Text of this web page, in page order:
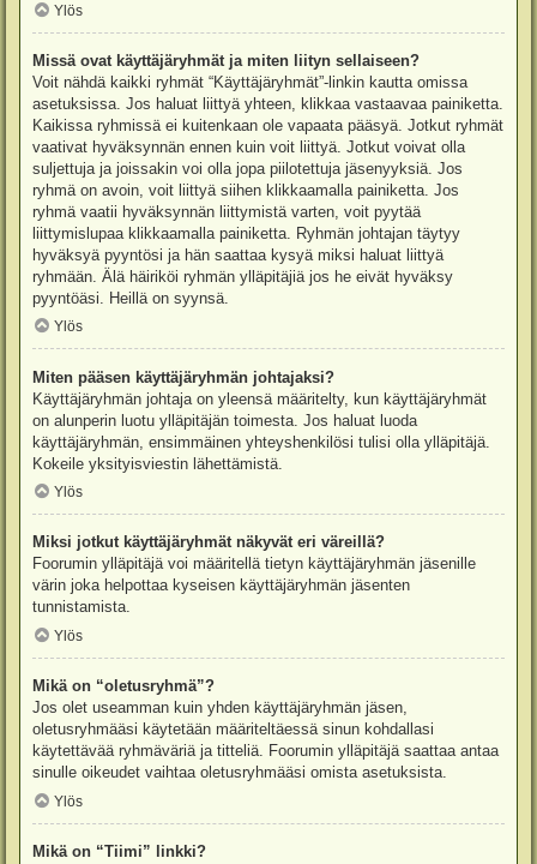
Ylös
Missä ovat käyttäjäryhmät ja miten liityn sellaiseen?
Voit nähdä kaikki ryhmät “Käyttäjäryhmät”-linkin kautta omissa
asetuksissa. Jos haluat liittyä yhteen, klikkaa vastaavaa painiketta.
Kaikissa ryhmissä ei kuitenkaan ole vapaata pääsyä. Jotkut ryhmät
vaativat hyväksynnän ennen kuin voit liittyä. Jotkut voivat olla
suljettuja ja joissakin voi olla jopa piilotettuja jäsenyyksiä. Jos
ryhmä on avoin, voit liittyä siihen klikkaamalla painiketta. Jos
ryhmä vaatii hyväksynnän liittymistä varten, voit pyytää
liittymislupaa klikkaamalla painiketta. Ryhmän johtajan täytyy
hyväksyä pyyntösi ja hän saattaa kysyä miksi haluat liittyä
ryhmään. Älä häiriköi ryhmän ylläpitäjiä jos he eivät hyväksy
pyyntöäsi. Heillä on syynsä.
Ylös
Miten pääsen käyttäjäryhmän johtajaksi?
Käyttäjäryhmän johtaja on yleensä määritelty, kun käyttäjäryhmät
on alunperin luotu ylläpitäjän toimesta. Jos haluat luoda
käyttäjäryhmän, ensimmäinen yhteyshenkilösi tulisi olla ylläpitäjä.
Kokeile yksityisviestin lähettämistä.
Ylös
Miksi jotkut käyttäjäryhmät näkyvät eri väreillä?
Foorumin ylläpitäjä voi määritellä tietyn käyttäjäryhmän jäsenille
värin joka helpottaa kyseisen käyttäjäryhmän jäsenten
tunnistamista.
Ylös
Mikä on “oletusryhmä”?
Jos olet useamman kuin yhden käyttäjäryhmän jäsen,
oletusryhmääsi käytetään määriteltäessä sinun kohdallasi
käytettävää ryhmäväriä ja titteliä. Foorumin ylläpitäjä saattaa antaa
sinulle oikeudet vaihtaa oletusryhmääsi omista asetuksista.
Ylös
Mikä on “Tiimi” linkki?